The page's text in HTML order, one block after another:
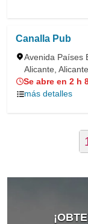
Canalla Pub
Avenida Países
Alicante, Alicante
Se abre en 2 h
más detalles